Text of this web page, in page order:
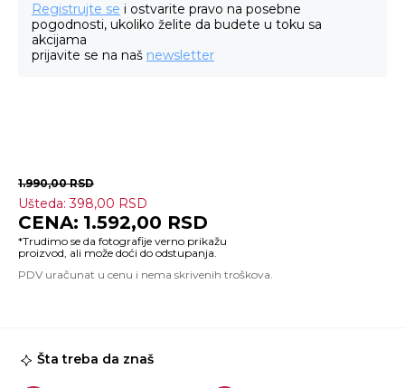
Registrujte se i ostvarite pravo na posebne
pogodnosti, ukoliko želite da budete u toku sa
akcijama
prijavite se na naš newsletter
1.990,00RSD
Ušteda:398,00 RSD
1.592,00 RSD
Šta treba da znaš